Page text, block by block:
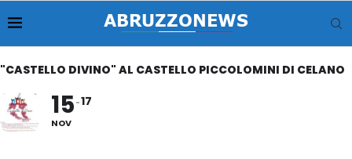
"CASTELLO DIVINO" AL CASTELLO PICCOLOMINI DI CELANO
15
NOV
17